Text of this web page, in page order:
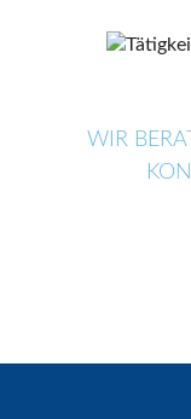
WIR